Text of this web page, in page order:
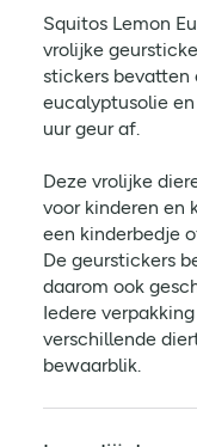
Squitos Lemon
vrolijke
stickers
eucalyptusolie
uur geur af.
Deze vrolijke
voor kinderen en
een kinderbedje
De geurstickers
daarom ook
Iedere
verschillende
bewaarblik.